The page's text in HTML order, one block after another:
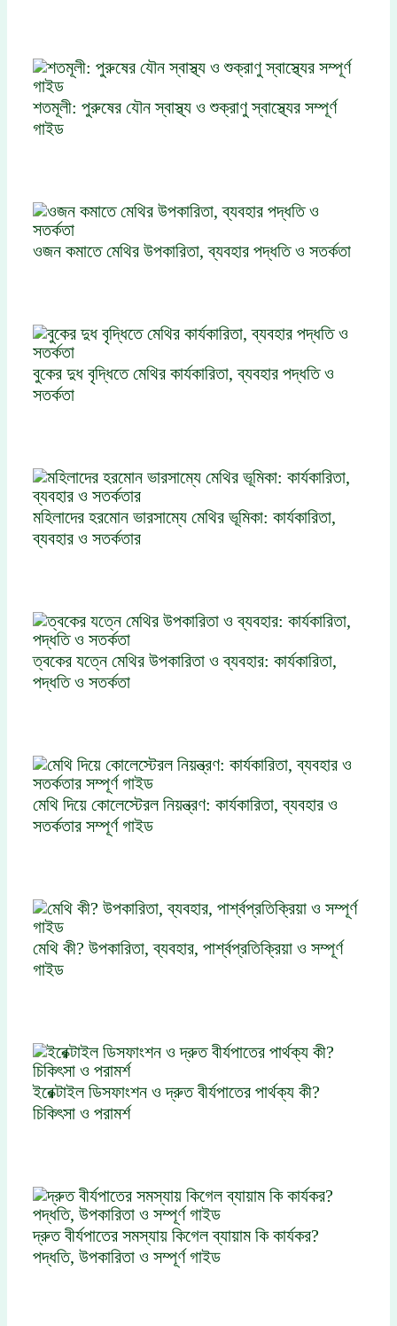
শতমূলী: পুরুষের যৌন স্বাস্থ্য ও শুক্রাণু স্বাস্থ্যের সম্পূর্ণ
গাইড
ওজন কমাতে মেথির উপকারিতা, ব্যবহার পদ্ধতি ও সতর্কতা
বুকের দুধ বৃদ্ধিতে মেথির কার্যকারিতা, ব্যবহার পদ্ধতি ও
সতর্কতা
মহিলাদের হরমোন ভারসাম্যে মেথির ভূমিকা: কার্যকারিতা,
ব্যবহার ও সতর্কতার
ত্বকের যত্নে মেথির উপকারিতা ও ব্যবহার: কার্যকারিতা,
পদ্ধতি ও সতর্কতা
মেথি দিয়ে কোলেস্টেরল নিয়ন্ত্রণ: কার্যকারিতা, ব্যবহার ও
সতর্কতার সম্পূর্ণ গাইড
মেথি কী? উপকারিতা, ব্যবহার, পার্শ্বপ্রতিক্রিয়া ও সম্পূর্ণ
গাইড
ইরেক্টাইল ডিসফাংশন ও দ্রুত বীর্যপাতের পার্থক্য কী?
চিকিৎসা ও পরামর্শ
দ্রুত বীর্যপাতের সমস্যায় কিগেল ব্যায়াম কি কার্যকর?
পদ্ধতি, উপকারিতা ও সম্পূর্ণ গাইড